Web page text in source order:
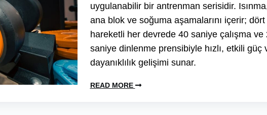
uygulanabilir bir antrenman serisidir.
ana blok ve soğuma aşamalarını içerir; dört
hareketli her devrede 40 saniye çalışma ve
saniye dinlenme prensibiyle hızlı, etkili güç
dayanıklılık gelişimi sunar.
READ MORE